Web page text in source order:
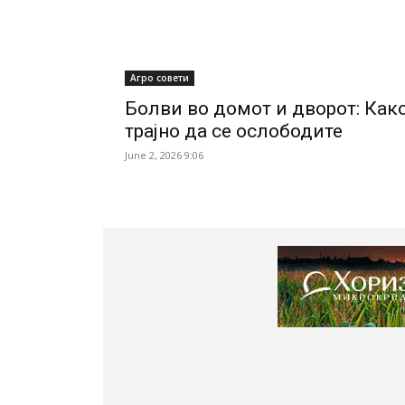
Агро совети
Болви во домот и дворот:
трајно да се ослободите
June 2, 2026 9:06